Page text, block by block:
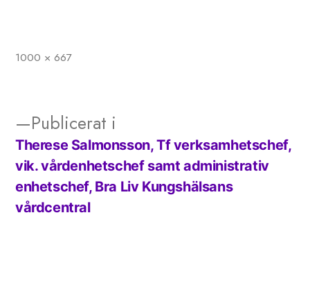
Full
1000 × 667
Inläggsnavigering
Publicerat i
Therese Salmonsson, Tf verksamhetschef,
vik. vårdenhetschef samt administrativ
enhetschef, Bra Liv Kungshälsans
vårdcentral